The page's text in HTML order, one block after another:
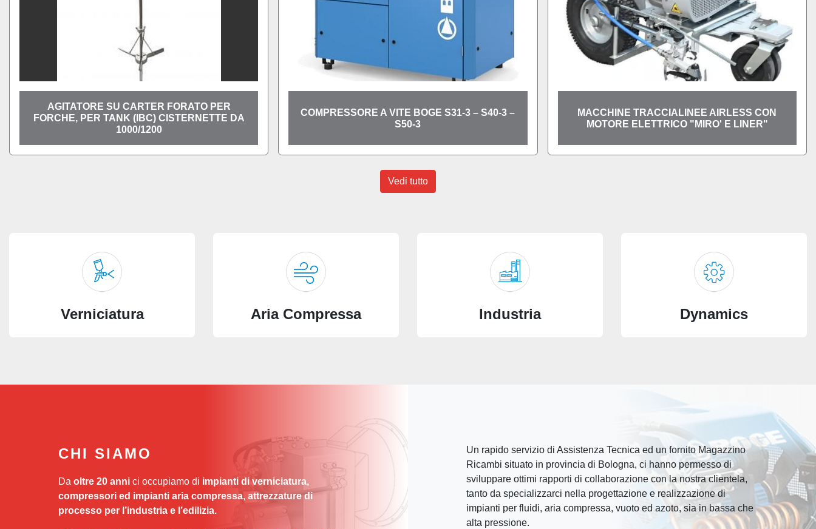
AGITATORE SU CARTER FORATO PER
FORCHE, PER TANK (IBC) CISTERNETTE DA
1000/1200
COMPRESSORE A VITE BOGE S31-3 – S40-3 –
S50-3
MACCHINE TRACCIALINEE AIRLESS CON
MOTORE ELETTRICO "MIRO' E LINER"
Vedi tutto
Verniciatura Aria Compressa Industria Dynamics
CHI SIAMO
Da oltre 20 anni ci occupiamo di impianti di verniciatura,
compressori ed impianti aria compressa, attrezzature di
processo per l’industria e l’edilizia.
Un rapido servizio di Assistenza Tecnica ed un fornito Magazzino
Ricambi situato in provincia di Bologna, ci hanno permesso di
sviluppare ottimi rapporti di collaborazione con la nostra clientela,
tanto da specializzarci nella progettazione e realizzazione di
impianti per fluidi, aria compressa, vuoto ed azoto, sia in bassa che
alta pressione.